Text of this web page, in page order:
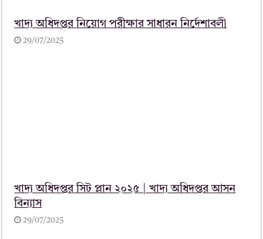
খাদ্য অধিদপ্তর নিয়োগ পরীক্ষার সাধারন নির্দেশাবলী
29/07/2025
খাদ্য অধিদপ্তর সিট প্লান ২০২৫ | খাদ্য অধিদপ্তর আসন
বিন্যাস
29/07/2025